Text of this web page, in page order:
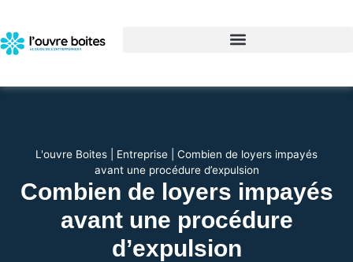
L'ouvre Boites Entreprise
Combien de loyers impayés
avant une procédure d’expulsion
Combien de loyers impayés
avant une procédure
d’expulsion